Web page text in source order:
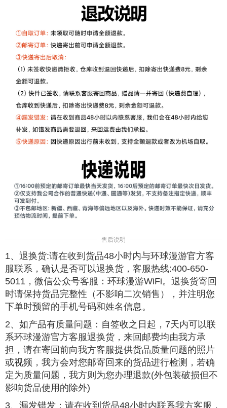
售后说明
1、退换货:请在收到货品48小时内与环球漫游官方客
服联系，确认是否可以退换货，客服热线:400-650-
5011，微信公众号客服：环球漫游WiFi。退换货寄回
时请保持货品完整性（不影响二次销售），并注明您
下单时预留的手机号码和姓名信息。
2、如产品有质量问题：自签收之日起，7天内可以联
系环球漫游官方客服退换货，来回邮费均由我方承
担，请在寄回前向我方客服提供货品质量问题的照片
或视频，我方会对您邮寄回来的货品进行检测，若确
定为质量问题，我方则为您办理退款(外包装破损但不
影响货品使用的除外)
3、漏发错发：请在收到货品48小时内联系我方客服，